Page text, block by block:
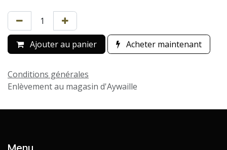
Ajouter au panier Acheter maintenant
Conditions générales
Enlèvement au magasin d'Aywaille